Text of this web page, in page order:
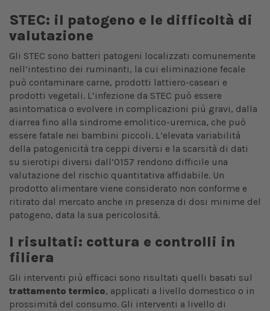
STEC: il patogeno e le difficoltà di
valutazione
Gli STEC sono batteri patogeni localizzati comunemente
nell’intestino dei ruminanti, la cui eliminazione fecale
può contaminare carne, prodotti lattiero-caseari e
prodotti vegetali. L’infezione da STEC può essere
asintomatica o evolvere in complicazioni più gravi, dalla
diarrea fino alla sindrome emolitico-uremica, che può
essere fatale nei bambini piccoli. L’elevata variabilità
della patogenicità tra ceppi diversi e la scarsità di dati
su sierotipi diversi dall’O157 rendono difficile una
valutazione del rischio quantitativa affidabile. Un
prodotto alimentare viene considerato non conforme e
ritirato dal mercato anche in presenza di dosi minime del
patogeno, data la sua pericolosità.
I risultati: cottura e controlli in
filiera
Gli interventi più efficaci sono risultati quelli basati sul
trattamento termico, applicati a livello domestico o in
prossimità del consumo. Gli interventi a livello di